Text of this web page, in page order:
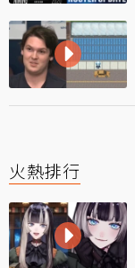
火熱排行